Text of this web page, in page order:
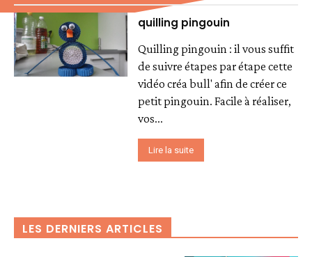
quilling pingouin
Quilling pingouin : il vous suffit
de suivre étapes par étape cette
vidéo créa bull' afin de créer ce
petit pingouin. Facile à réaliser,
vos...
Lire la suite
LES DERNIERS ARTICLES